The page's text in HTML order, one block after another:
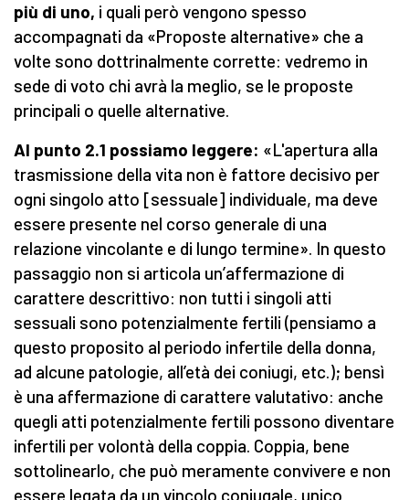
più di uno, i quali però vengono spesso
accompagnati da «Proposte alternative» che a
volte sono dottrinalmente corrette: vedremo in
sede di voto chi avrà la meglio, se le proposte
principali o quelle alternative.
Al punto 2.1 possiamo leggere: «L'apertura alla
trasmissione della vita non è fattore decisivo per
ogni singolo atto [sessuale] individuale, ma deve
essere presente nel corso generale di una
relazione vincolante e di lungo termine». In questo
passaggio non si articola un’affermazione di
carattere descrittivo: non tutti i singoli atti
sessuali sono potenzialmente fertili (pensiamo a
questo proposito al periodo infertile della donna,
ad alcune patologie, all’età dei coniugi, etc.); bensì
è una affermazione di carattere valutativo: anche
quegli atti potenzialmente fertili possono diventare
infertili per volontà della coppia. Coppia, bene
sottolinearlo, che può meramente convivere e non
essere legata da un vincolo coniugale, unico